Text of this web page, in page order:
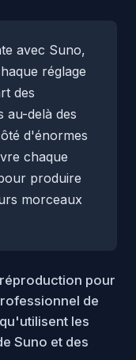
avec Suno,
réglage
des
au-delà des
d'énormes
chaque
produire
morceaux
pour
de
les
Suno et des